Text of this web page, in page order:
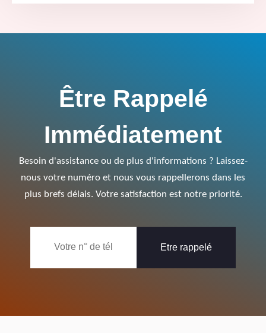
Être Rappelé
Immédiatement
Besoin d'assistance ou de plus d'informations ? Laissez-
nous votre numéro et nous vous rappellerons dans les
plus brefs délais. Votre satisfaction est notre priorité.